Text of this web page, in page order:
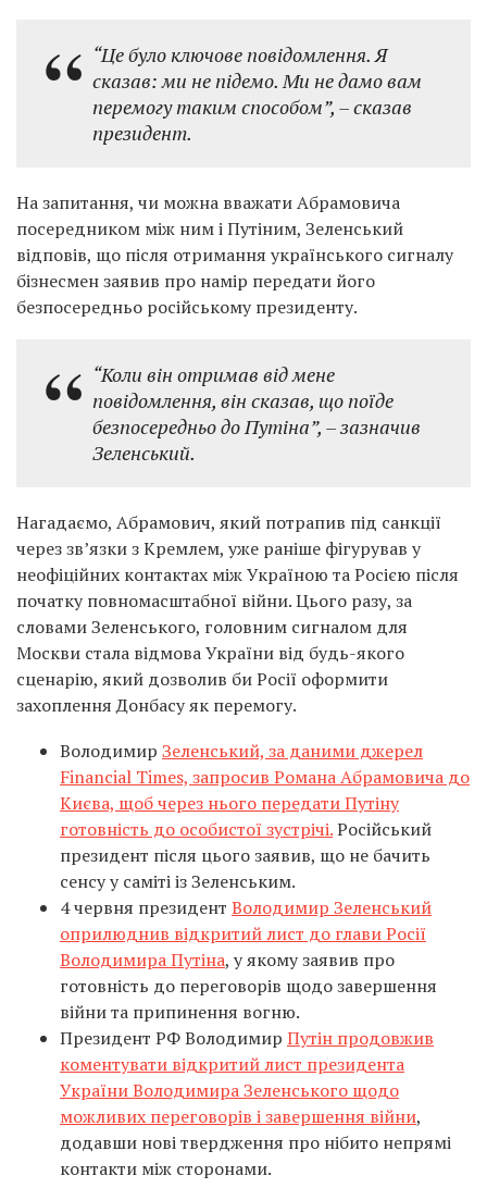
“Це було ключове повідомлення. Я
сказав: ми не підемо. Ми не дамо вам
перемогу таким способом”, – сказав
президент.
На запитання, чи можна вважати Абрамовича
посередником між ним і Путіним, Зеленський
відповів, що після отримання українського сигналу
бізнесмен заявив про намір передати його
безпосередньо російському президенту.
“Коли він отримав від мене
повідомлення, він сказав, що поїде
безпосередньо до Путіна”, – зазначив
Зеленський.
Нагадаємо, Абрамович, який потрапив під санкції
через зв’язки з Кремлем, уже раніше фігурував у
неофіційних контактах між Україною та Росією після
початку повномасштабної війни. Цього разу, за
словами Зеленського, головним сигналом для
Москви стала відмова України від будь-якого
сценарію, який дозволив би Росії оформити
захоплення Донбасу як перемогу.
Володимир Зеленський, за даними джерел
Financial Times, запросив Романа Абрамовича до
Києва, щоб через нього передати Путіну
готовність до особистої зустрічі.Російський
президент після цього заявив, що не бачить
сенсу у саміті із Зеленським.
4 червня президент Володимир Зеленський
оприлюднив відкритий лист до глави Росії
Володимира Путіна, у якому заявив про
готовність до переговорів щодо завершення
війни та припинення вогню.
Президент РФ Володимир Путін продовжив
коментувати відкритий лист президента
України Володимира Зеленського щодо
можливих переговорів і завершення війни,
додавши нові твердження про нібито непрямі
контакти між сторонами.